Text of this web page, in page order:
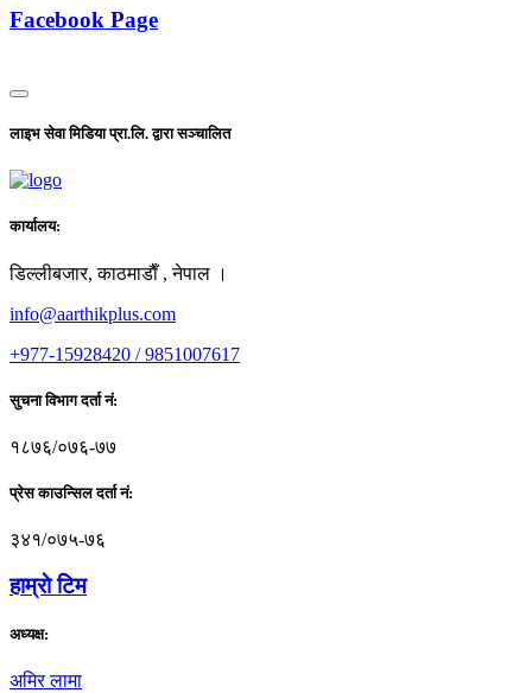
Facebook Page
लाइभ सेवा मिडिया प्रा.लि. द्वारा सञ्चालित
कार्यालय:
डिल्लीबजार, काठमाडाैँ , नेपाल ।
info@aarthikplus.com
+977-15928420 / 9851007617
सुचना विभाग दर्ता नं:
१८७६/०७६-७७
प्रेस काउन्सिल दर्ता नं:
३४१/०७५-७६
हाम्राे टिम
अध्यक्ष:
अमिर लामा